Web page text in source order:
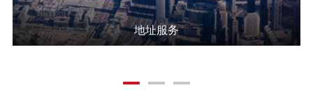
地址服务